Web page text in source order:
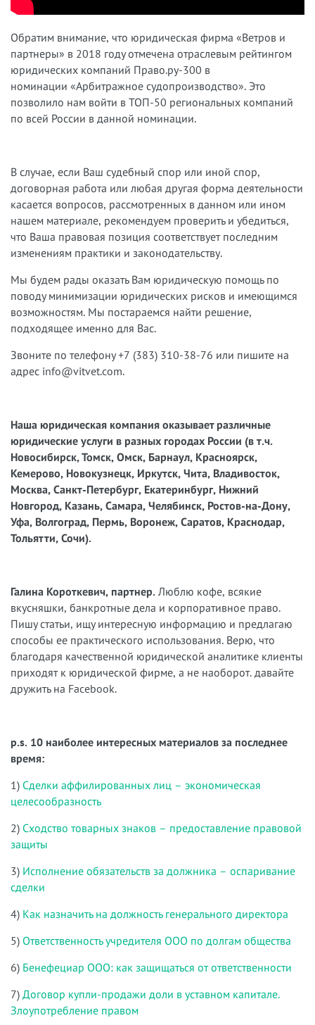
Обратим внимание, что юридическая фирма «Ветров и
партнеры» в 2018 году отмечена отраслевым рейтингом
юридических компаний Право.ру-300 в
номинации «Арбитражное судопроизводство». Это
позволило нам войти в ТОП-50 региональных компаний
по всей России в данной номинации.
В случае, если Ваш судебный спор или иной спор,
договорная работа или любая другая форма деятельности
касается вопросов, рассмотренных в данном или ином
нашем материале, рекомендуем проверить и убедиться,
что Ваша правовая позиция соответствует последним
изменениям практики и законодательству.
Мы будем рады оказать Вам юридическую помощь по
поводу минимизации юридических рисков и имеющимся
возможностям. Мы постараемся найти решение,
подходящее именно для Вас.
Звоните по телефону +7 (383) 310-38-76 или пишите на
адрес info@vitvet.com.
Наша юридическая компания оказывает различные
юридические услуги в разных городах России (в т.ч.
Новосибирск, Томск, Омск, Барнаул, Красноярск,
Кемерово, Новокузнецк, Иркутск, Чита, Владивосток,
Москва, Санкт-Петербург, Екатеринбург, Нижний
Новгород, Казань, Самара, Челябинск, Ростов-на-Дону,
Уфа, Волгоград, Пермь, Воронеж, Саратов, Краснодар,
Тольятти, Сочи).
Галина Короткевич, партнер. Люблю кофе, всякие
вкусняшки, банкротные дела и корпоративное право.
Пишу статьи, ищу интересную информацию и предлагаю
способы ее практического использования. Верю, что
благодаря качественной юридической аналитике клиенты
приходят к юридической фирме, а не наоборот. давайте
дружить на Facebook.
p.s. 10 наиболее интересных материалов за последнее
время:
1) Сделки аффилированных лиц – экономическая
целесообразность
2) Сходство товарных знаков – предоставление правовой
защиты
3) Исполнение обязательств за должника – оспаривание
сделки
4) Как назначить на должность генерального директора
5) Ответственность учредителя ООО по долгам общества
6) Бенефециар ООО: как защищаться от ответственности
7) Договор купли-продажи доли в уставном капитале.
Злоупотребление правом